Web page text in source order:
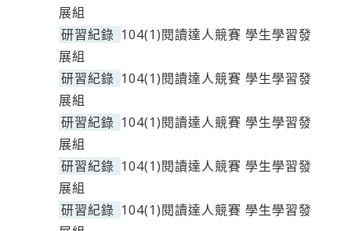
展組
研習紀錄 104(1)閱讀達人競賽 學生學習發
展組
研習紀錄 104(1)閱讀達人競賽 學生學習發
展組
研習紀錄 104(1)閱讀達人競賽 學生學習發
展組
研習紀錄 104(1)閱讀達人競賽 學生學習發
展組
研習紀錄 104(1)閱讀達人競賽 學生學習發